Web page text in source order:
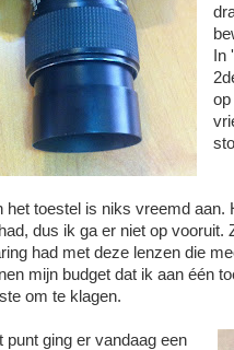
op
het toestel is niks vreemd
dus ik ga er niet op vooruit.
had met deze lenzen die
mijn budget dat ik aan één
om te klagen.
punt ging er vandaag een